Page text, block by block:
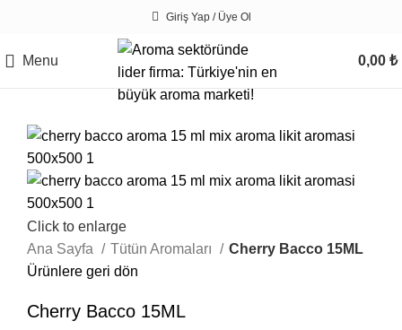
Giriş Yap / Üye Ol
Menu 0,00 ₺
Click to enlarge
Ana Sayfa
Tütün Aromaları
Cherry Bacco 15ML
Ürünlere geri dön
Cherry Bacco 15ML